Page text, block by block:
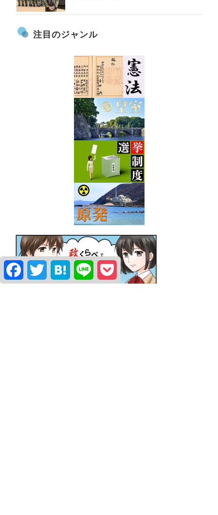
注目のジャンル
FacebookTwitter Hatena Line Pocket